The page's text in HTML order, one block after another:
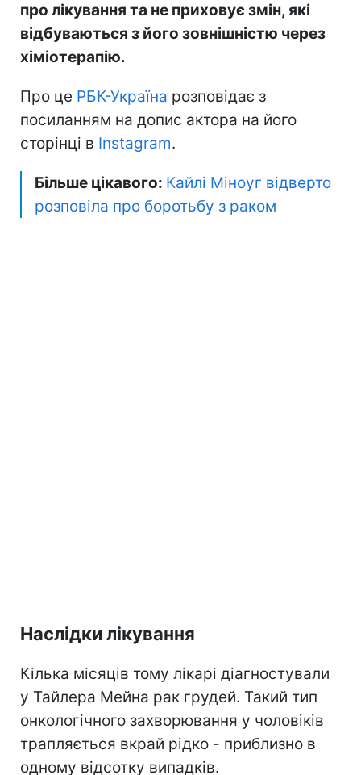
про лікування та не приховує змін, які
відбуваються з його зовнішністю через
хіміотерапію.
Про це РБК-Україна розповідає з
посиланням на допис актора на його
сторінці в Instagram.
Більше цікавого: Кайлі Міноуг відверто
розповіла про боротьбу з раком
Наслідки лікування
Кілька місяців тому лікарі діагностували
у Тайлера Мейна рак грудей. Такий тип
онкологічного захворювання у чоловіків
трапляється вкрай рідко - приблизно в
одному відсотку випадків.